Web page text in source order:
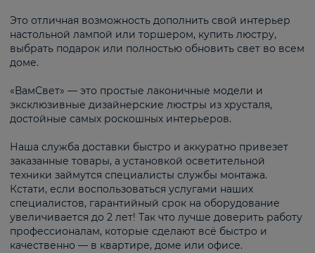
Это отличная возможность дополнить свой интерьер
настольной лампой или торшером, купить люстру,
выбрать подарок или полностью обновить свет во всем
доме.
«ВамСвет» — это простые лаконичные модели и
эксклюзивные дизайнерские люстры из хрусталя,
достойные самых роскошных интерьеров.
Наша служба доставки быстро и аккуратно привезет
заказанные товары, а установкой осветительной
техники займутся специалисты службы монтажа.
Кстати, если воспользоваться услугами наших
специалистов, гарантийный срок на оборудование
увеличивается до 2 лет! Так что лучше доверить работу
профессионалам, которые сделают всё быстро и
качественно — в квартире, доме или офисе.